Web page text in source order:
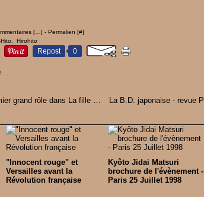
[ ] - Permalien [#]
Hirohito
Repost 0
Setsuko HARA : son premier grand rôle dans La fille du samouraï de 1937
"Innocent rouge" et
Versailles avant la
Révolution française
Kyôto Jidai Matsuri
brochure de l'évènement -
Paris 25 Juillet 1998